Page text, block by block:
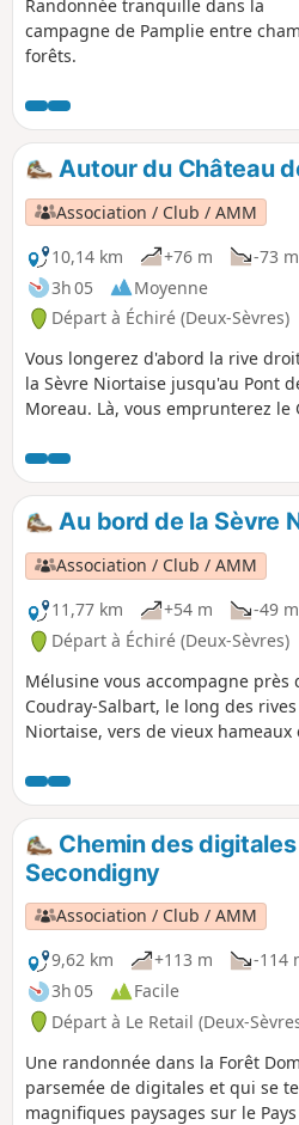
Randonnée tranquille dans la
campagne de Pamplie entre
forêts.
Autour du Château
Association / Club / AMM
10,14 km
+76 m
-73 m
3h 05
Moyenne
Départ à Échiré (Deux-Sèvres)
Vous longerez d'abord la rive
la Sèvre Niortaise jusqu'au Pont
Moreau. Là, vous emprunterez le
Coudray-Salbard. Par un sentier
ombragé, vous grimperez
château jusqu'au hameau du
rejoindre la Fontaine Braye et
en suivant le GR®, vous
dans un vallon plein de fraîcheur.
remontant sur le plateau vous
le GR® et reviendrez à
retrouver le parking de départ.
Au bord de la Sèvre
Association / Club / AMM
11,77 km
+54 m -49 m
Départ à Échiré (Deux-Sèvres)
Mélusine vous accompagne près
Coudray-Salbart, le long des
Niortaise, vers de vieux hameaux
Chemin des
Secondigny
Association / Club / AMM
9,62 km
+113 m
-114
3h 05
Facile
Départ à Le Retail (Deux-
Une randonnée dans la Forêt
parsemée de digitales et qui se
magnifiques paysages sur le